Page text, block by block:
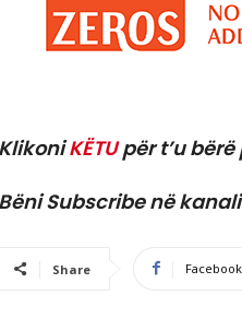
KlikoniKËTUpër t’u
Bëni Subscribe në
Share Facebook